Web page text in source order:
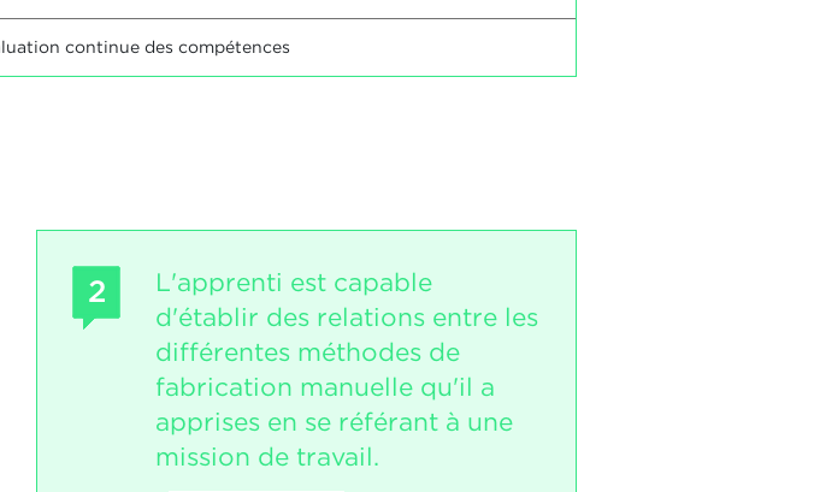
continue des compétences
2
L'apprenti est capable
d'établir des relations entre les
différentes méthodes de
fabrication manuelle qu'il a
apprises en se référant à une
mission de travail.